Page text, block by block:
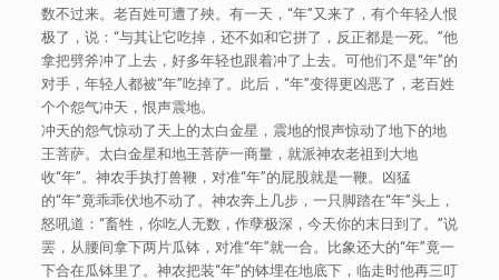
数不过来。老百姓可遭了殃。有一天，“年”又来了，有个年轻人恨
极了，说：“与其让它吃掉，还不如和它拼了，反正都是一死。”他
拿把劈斧冲了上去，好多年轻也跟着冲了上去。可他们不是“年”的
对手，年轻人都被“年”吃掉了。此后，“年”变得更凶恶了，老百姓
个个怨气冲天，恨声震地。
冲天的怨气惊动了天上的太白金星，震地的恨声惊动了地下的地
王菩萨。太白金星和地王菩萨一商量，就派神农老祖到大地
收“年”。神农手执打兽鞭，对准“年”的屁股就是一鞭。凶猛
的“年”竟乖乖伏地不动了。神农奔上几步，一只脚踏在“年”头上，
怒吼道：“畜牲，你吃人无数，作孽极深，今天你的末日到了。”说
罢，从腰间拿下两片瓜钵，对准“年”就一合。比象还大的“年”竟一
下合在瓜钵里了。神农把装“年”的钵埋在地底下，临走时他再三叮